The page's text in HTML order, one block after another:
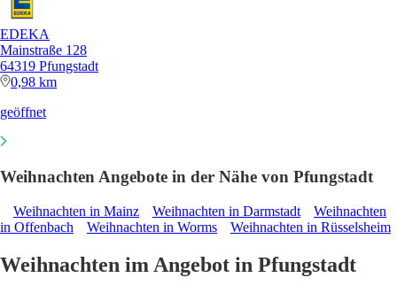
EDEKA
Mainstraße 128
64319 Pfungstadt
0,98 km
geöffnet
Weihnachten Angebote in der Nähe von Pfungstadt
Weihnachten in Mainz Weihnachten in Darmstadt
Weihnachten
in Offenbach
Weihnachten in Worms Weihnachten in Rüsselsheim
Weihnachten im Angebot in Pfungstadt